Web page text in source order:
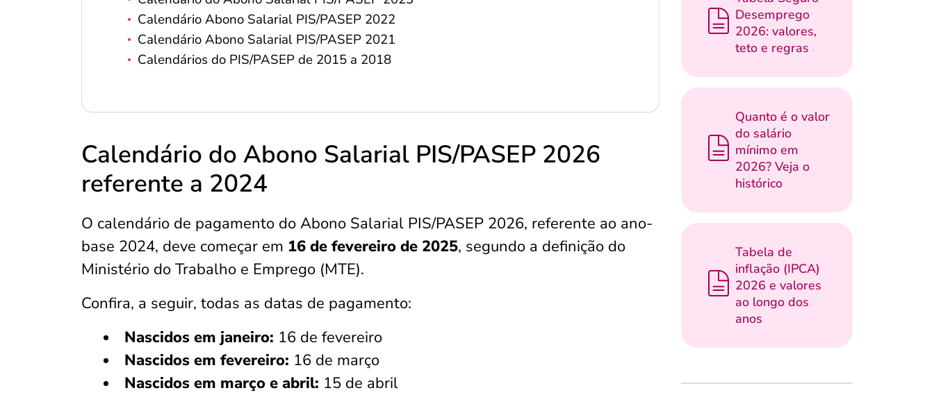
Calendário Abono Salarial PIS/PASEP 2022
Calendário Abono Salarial PIS/PASEP 2021
Calendários do PIS/PASEP de 2015 a 2018
Calendário do Abono Salarial PIS/PASEP 2026
referente a 2024
O calendário de pagamento do Abono Salarial PIS/PASEP 2026, referente ao ano-
base 2024, deve começar em 16 de fevereiro de 2025, segundo a definição do
Ministério do Trabalho e Emprego (MTE).
Confira, a seguir, todas as datas de pagamento:
Nascidos em janeiro: 16 de fevereiro
Nascidos em fevereiro: 16 de março
Nascidos em março e abril: 15 de abril
Desemprego
2026: valores,
teto e regras
Quanto é o valor
do salário
mínimo em
2026? Veja o
histórico
Tabela de
inflação (IPCA)
2026 e valores
ao longo dos
anos